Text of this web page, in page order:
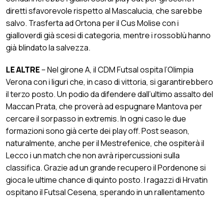
diretti sfavorevole rispetto al Mascalucia, che sarebbe
salvo. Trasferta ad Ortona per il Cus Molise con i
gialloverdi già scesi di categoria, mentre i rossoblù hanno
già blindato la salvezza.
LE ALTRE– Nel girone A, il CDM Futsal ospita l’Olimpia
Verona con i liguri che, in caso di vittoria, si garantirebbero
il terzo posto. Un podio da difendere dall’ultimo assalto del
Maccan Prata, che proverà ad espugnare Mantova per
cercare il sorpasso in extremis. In ogni caso le due
formazioni sono già certe dei play off. Post season,
naturalmente, anche per il Mestrefenice, che ospiterà il
Lecco i un match che non avrà ripercussioni sulla
classifica. Grazie ad un grande recupero il Pordenone si
gioca le ultime chance di quinto posto. I ragazzi di Hrvatin
ospitano il Futsal Cesena, sperando in un rallentamento